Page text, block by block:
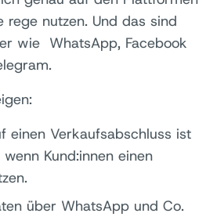
rege nutzen. Und das sind
wie WhatsApp, Facebook
einen Verkaufsabschluss ist
Kund:innen einen
über WhatsApp und Co.